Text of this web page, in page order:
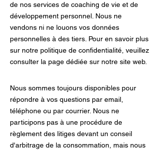
de nos services de coaching de vie et de
développement personnel. Nous ne
vendons ni ne louons vos données
personnelles à des tiers. Pour en savoir plus
sur notre politique de confidentialité, veuillez
consulter la page dédiée sur notre site web.
Nous sommes toujours disponibles pour
répondre à vos questions par email,
téléphone ou par courrier. Nous ne
participons pas à une procédure de
règlement des litiges devant un conseil
d'arbitrage de la consommation, mais nous